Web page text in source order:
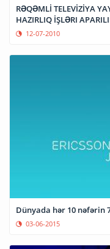
RƏQƏMLİ TELEVİZİYA
HAZIRLIQ İŞLƏRI
12-07-2010
Dünyada hər 10 nəfərin
03-06-2015